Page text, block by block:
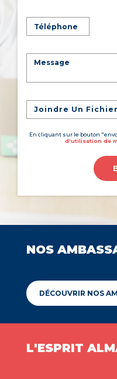
Joindre Un
En cliquant sur le bouton
d'utilisation de
NOS
DÉCOUVRIR NOS
L'ESPRIT